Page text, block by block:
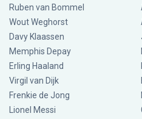
Ruben van Bommel
Wout Weghorst
Davy Klaassen
Memphis Depay
Erling Haaland
Virgil van Dijk
Frenkie de Jong
Lionel Messi